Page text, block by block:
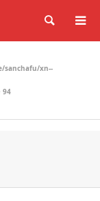
検索
sanchafu/xn--
94